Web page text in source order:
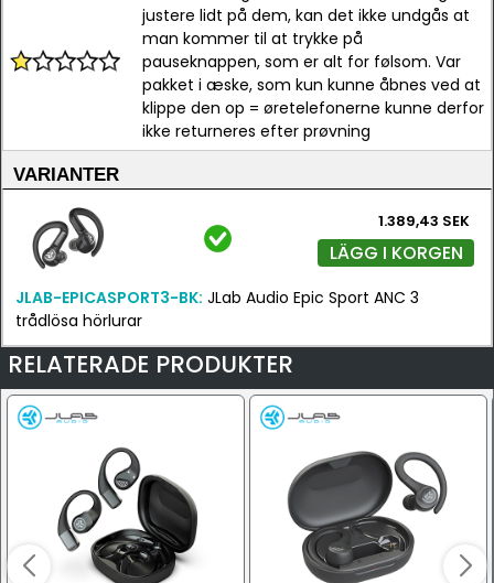
justere lidt på dem, kan det ikke undgås at
man kommer til at trykke på
pauseknappen, som er alt for følsom. Var
pakket i æske, som kun kunne åbnes ved at
klippe den op = øretelefonerne kunne derfor
ikke returneres efter prøvning
VARIANTER
1.389,43 SEK
LÄGG I KORGEN
JLAB-EPICASPORT3-BK: JLab Audio Epic Sport ANC 3
trådlösa hörlurar
RELATERADE PRODUKTER